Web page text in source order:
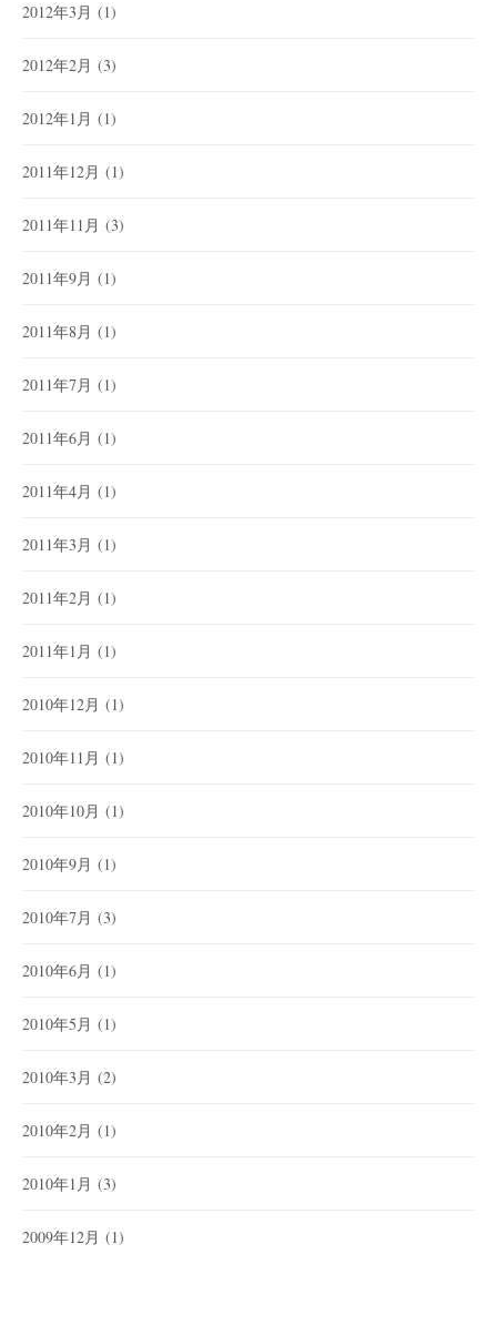
2012年3月 (1)
2012年2月 (3)
2012年1月 (1)
2011年12月 (1)
2011年11月 (3)
2011年9月 (1)
2011年8月 (1)
2011年7月 (1)
2011年6月 (1)
2011年4月 (1)
2011年3月 (1)
2011年2月 (1)
2011年1月 (1)
2010年12月 (1)
2010年11月 (1)
2010年10月 (1)
2010年9月 (1)
2010年7月 (3)
2010年6月 (1)
2010年5月 (1)
2010年3月 (2)
2010年2月 (1)
2010年1月 (3)
2009年12月 (1)